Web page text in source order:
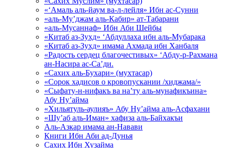
«‘Амаль аль-йаум ва-л-лейля» Ибн ас-Сунни
«аль-Му’джам аль-Кабир» ат-Табарани
«аль-Мусаннаф» Ибн Аби Шейбы
«Китаб аз-Зухд» ‘Абдуллаха ибн аль-Мубарака
«Китаб аз-Зухд» имама Ахмада ибн Ханбаля
«Радость сердец благочестивых» ‘Абду-р-Рахмана
ан-Насира ас-Са’ди.
«Сахих аль-Бухари» (мухтасар)
«Сорок хадисов о кровопускании /хиджама/»
«Сыфату-н-нифакъ ва на’ту аль-мунафикъина»
Абу Ну’айма
«Хильятуль-аулияъ» Абу Ну’айма аль-Асфахани
«Шу’аб аль-Иман» хафиза аль-Байхакъи
Аль-Азкар имама ан-Навави
Книги Ибн Аби ад-Дунья
Сахих Ибн Хузайма